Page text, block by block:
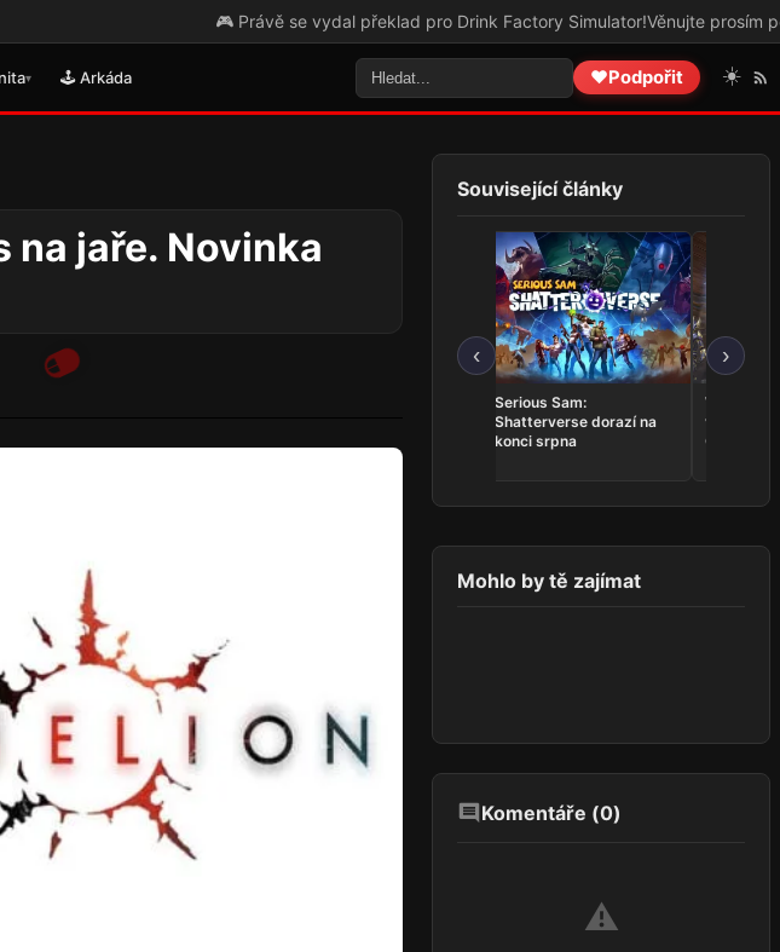
🎮 Právě se vydal překlad pro Drink Factory Simulator! Věnujte prosím pozornost
▾ 🕹️ Arkáda ❤️Podpořit ☀️
jaře. Novinka
Související články
‹
Serious Sam:
Shatterverse dorazí na
konci srpna
vrací do
Online v
›
Mohlo by tě zajímat
Komentáře (0)
⚠️